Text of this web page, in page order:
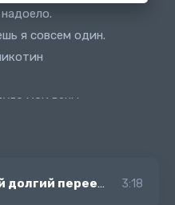
я совсем один.
мои вены
тебе нет дела
духов
Значит не скучай долгий переезд он всего на чай 3:18